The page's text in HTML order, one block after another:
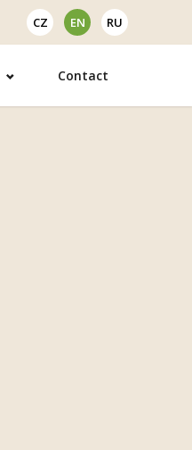
CZ EN RU
Contact